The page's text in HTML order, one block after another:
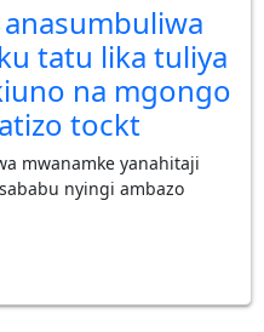
tatu lika tuliya
na mgongo
tockt
mwanamke yanahitaji
nyingi ambazo